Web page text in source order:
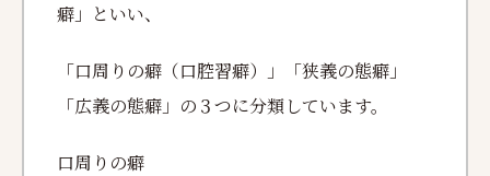
癖」といい、
「口周りの癖（口腔習癖）」「狭義の態癖」
「広義の態癖」の３つに分類しています。
口周りの癖